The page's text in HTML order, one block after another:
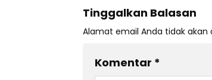
Tinggalkan Balasan
Alamat email Anda tidak akan
Komentar *